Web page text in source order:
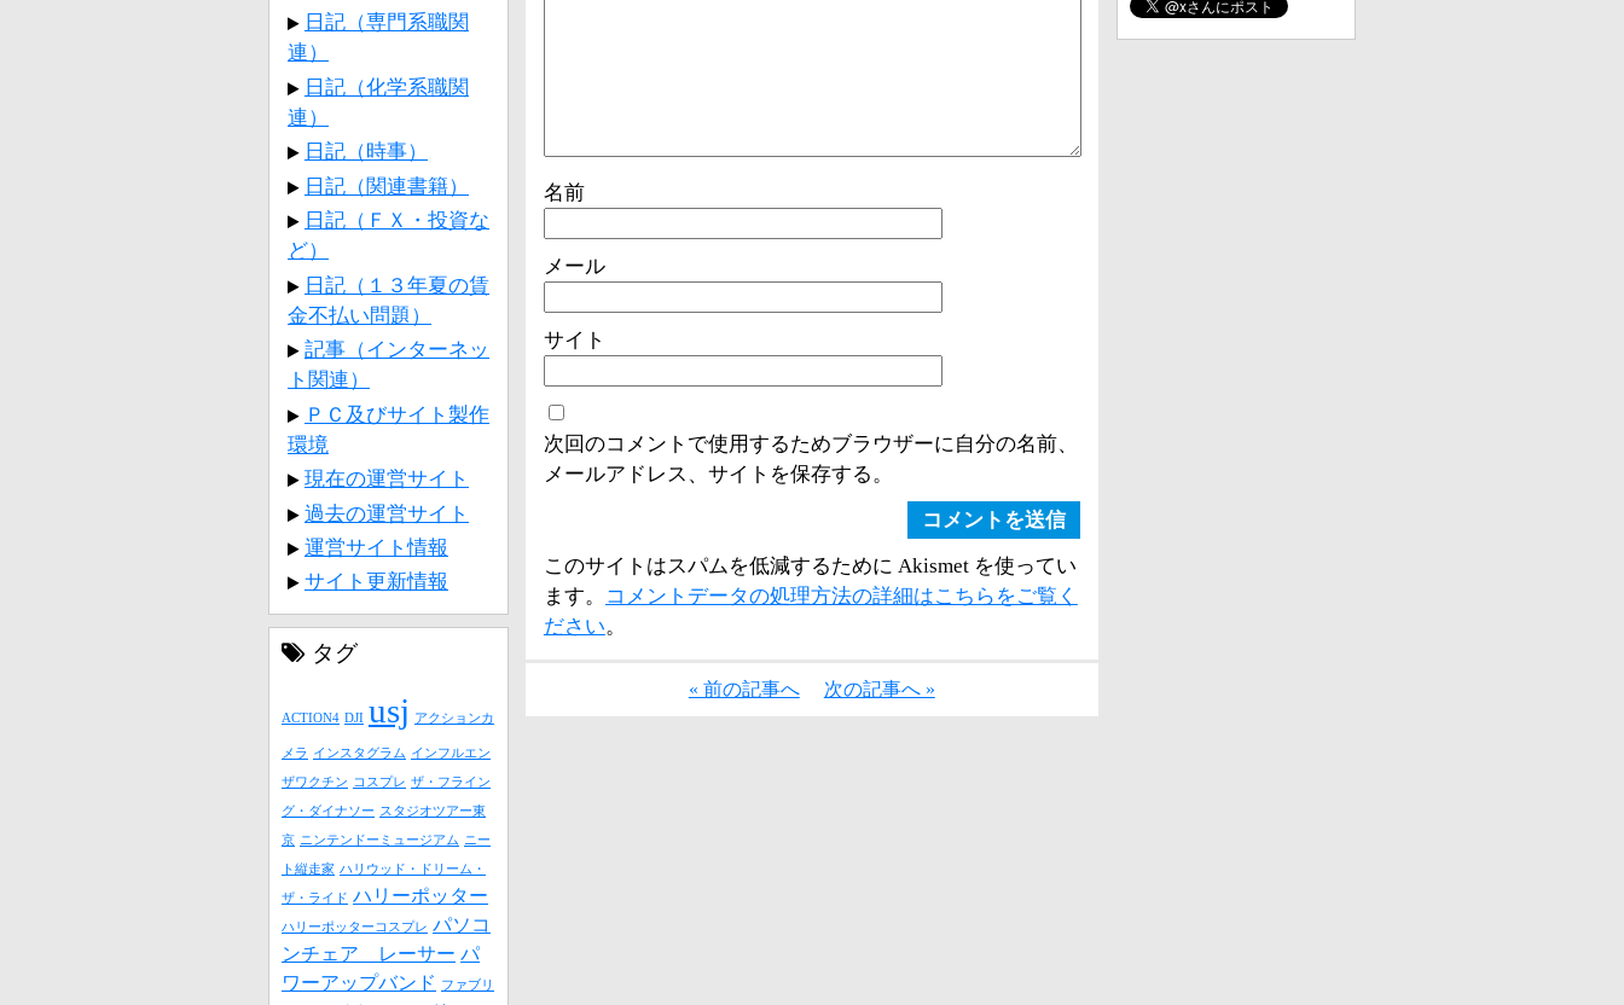
名前
メール
サイト
次回のコメントで使用するためブラウザーに自分の名前、
メールアドレス、サイトを保存する。
このサイトはスパムを低減するために Akismet を使ってい
ます。
コメントデータの処理方法の詳細はこちらをご覧く
ださい。
« 前の記事へ 次の記事へ »
日記（専門系職関
連）
日記（化学系職関
連）
日記（時事）
日記（関連書籍）
日記（ＦＸ・投資な
ど）
日記（１３年夏の賃
金不払い問題）
記事（インターネッ
ト関連）
ＰＣ及びサイト製作
環境
現在の運営サイト
過去の運営サイト
運営サイト情報
サイト更新情報
タグ
ACTION4 DJI usj アクションカ
メラ インスタグラム インフルエン
ザワクチン コスプレ ザ・フライン
グ・ダイナソー スタジオツアー東
京 ニンテンドーミュージアム ニー
ト縦走家 ハリウッド・ドリーム・
ザ・ライド ハリーポッター
ハリーポッターコスプレ パソコ
ンチェア レーサー パ
ワーアップバンド
ファブリ